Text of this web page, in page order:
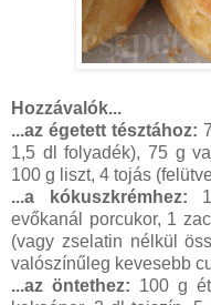
Hozzávalók...
...az égetett tésztához:
1,5 dl folyadék), 75 g
100 g liszt, 4 tojás
...a kókuszkrémhez:
evőkanál porcukor, 1
(vagy zselatin nélkül
valószínűleg kevesebb
...az öntethez: 100 g